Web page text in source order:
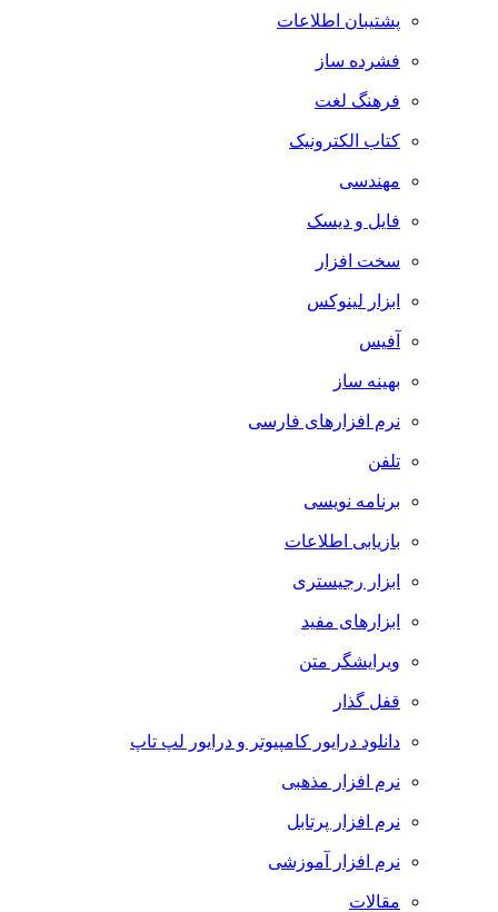
پشتیبان اطلاعات
فشرده ساز
فرهنگ لغت
کتاب الکترونیک
مهندسی
فایل و دیسک
سخت افزار
ابزار لینوکس
آفیس
بهینه ساز
نرم افزارهای فارسی
تلفن
برنامه نویسی
بازیابی اطلاعات
ابزار رجیستری
ابزارهای مفید
ویرایشگر متن
قفل گذار
دانلود درایور کامپیوتر و درایور لپ تاپ
نرم افزار مذهبی
نرم افزار پرتابل
نرم افزار آموزشی
مقالات